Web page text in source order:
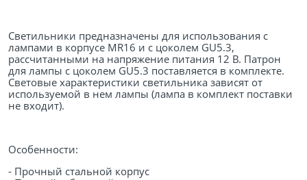
Светильники предназначены для использования с
лампами в корпусе MR16 и с цоколем GU5.3,
рассчитанными на напряжение питания 12 В. Патрон
для лампы с цоколем GU5.3 поставляется в комплекте.
Световые характеристики светильника зависят от
используемой в нем лампы (лампа в комплект поставки
не входит).
Особенности:
- Прочный стальной корпус